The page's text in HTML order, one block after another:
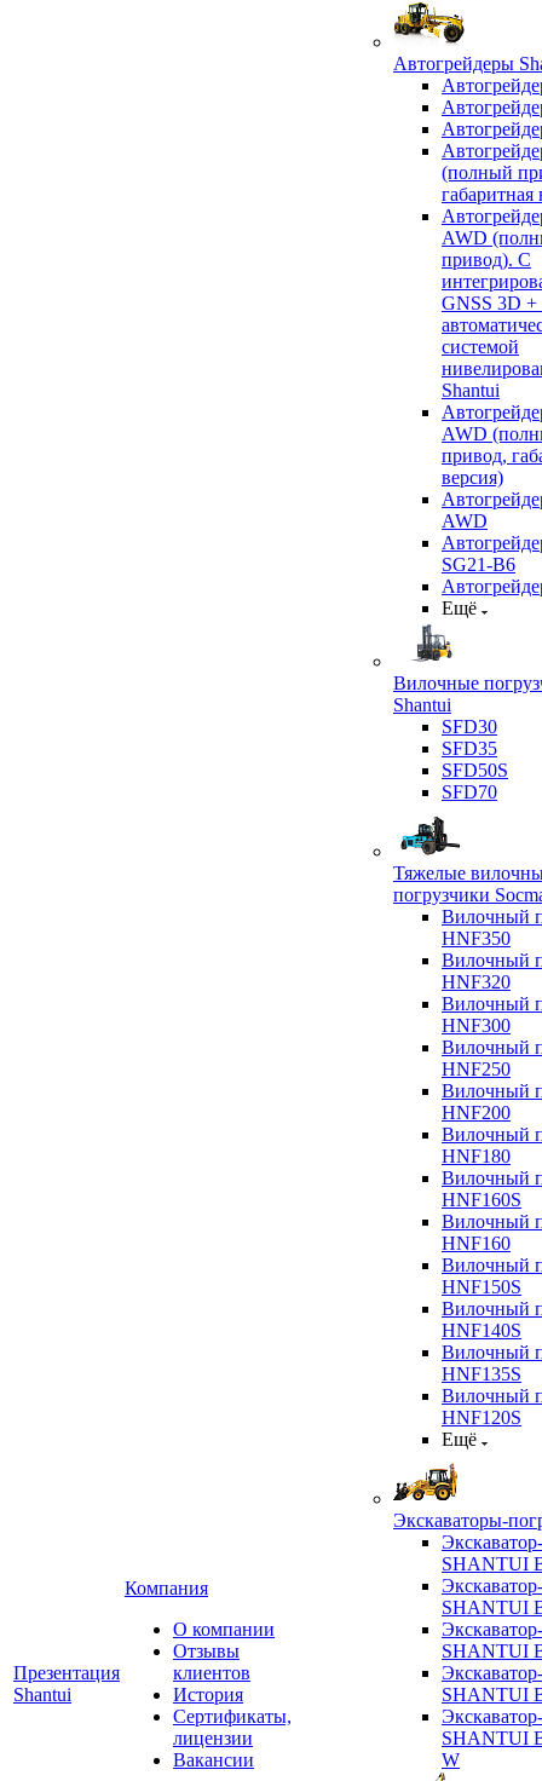
Презентация
Shantui
Компания
О компании
Отзывы
клиентов
История
Сертификаты,
лицензии
Вакансии
Автогрейдеры
(полный
габаритная
AWD
привод). С
GNSS 3D +
системой
Shantui
AWD
привод,
версия)
AWD
SG21-B6
Ещё
Вилочные
Shantui
SFD30
SFD35
SFD50S
SFD70
Тяжелые
погрузчики
Вилочный
HNF350
Вилочный
HNF320
Вилочный
HNF300
Вилочный
HNF250
Вилочный
HNF200
Вилочный
HNF180
Вилочный
HNF160S
Вилочный
HNF160
Вилочный
HNF150S
Вилочный
HNF140S
Вилочный
HNF135S
Вилочный
HNF120S
Ещё
Экскаваторы-
SHANTUI
SHANTUI
SHANTUI
SHANTUI
SHANTUI
W